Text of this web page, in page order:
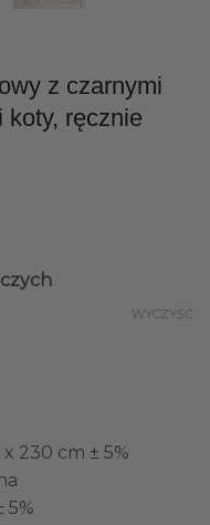
z czarnymi
koty, ręcznie
WYCZYŚĆ
x 230 cm ± 5%
5%